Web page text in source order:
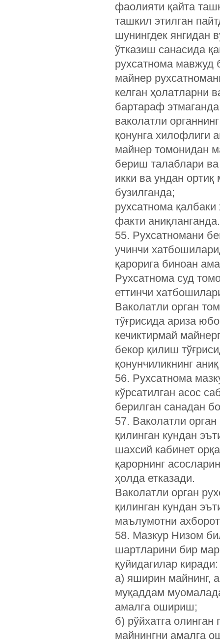
фаолияти қайта
ташкил этилган
шунингдек янгидан
ўтказиш санасида
рухсатнома мавжуд
майнер
келган ҳолатларни
бартараф
ваколатли
қонунга хилофлиги
майнер томонидан
бериш талаблари
икки ва ундан
бузилганда;
рухсатнома
факти аниқланганда.
55. Рухсатномани
учинчи
қарорига биноан
Рухсатнома суд
еттинчи
Ваколатли орган
тўғрисида ариза
кечиктирмай
бекор қилиш
қонунчиликнинг
56. Рухсатнома
кўрсатилган асос
берилган санадан
57. Ваколатли
қилинган кундан
шахсий кабинет
қарорнинг
ҳолда етказади.
Ваколатли орган
қилинган кундан
маълумотни
58. Мазкур Низом
шартларини бир
қуйидагилар киради:
а) яширин майнинг,
муқаддам
амалга ошириш;
б) рўйхатга
майнингни амалга